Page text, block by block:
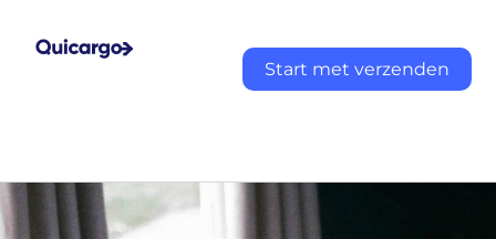
Start met verzenden